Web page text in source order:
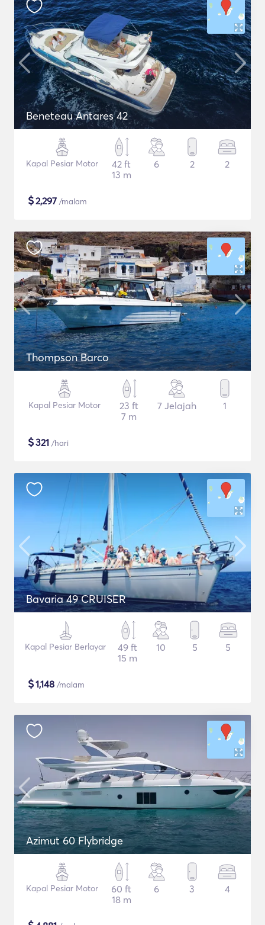
Beneteau Antares 42
Kapal Pesiar Motor
42 ft
13 m
6 2 2
$2,297 /malam
Thompson Barco
Kapal Pesiar Motor
23 ft
7 m
7 Jelajah 1
$321 /hari
Bavaria 49 CRUISER
Kapal Pesiar Berlayar
49 ft
15 m
10 5 5
$1,148 /malam
Azimut 60 Flybridge
Kapal Pesiar Motor
60 ft
18 m
6 3 4